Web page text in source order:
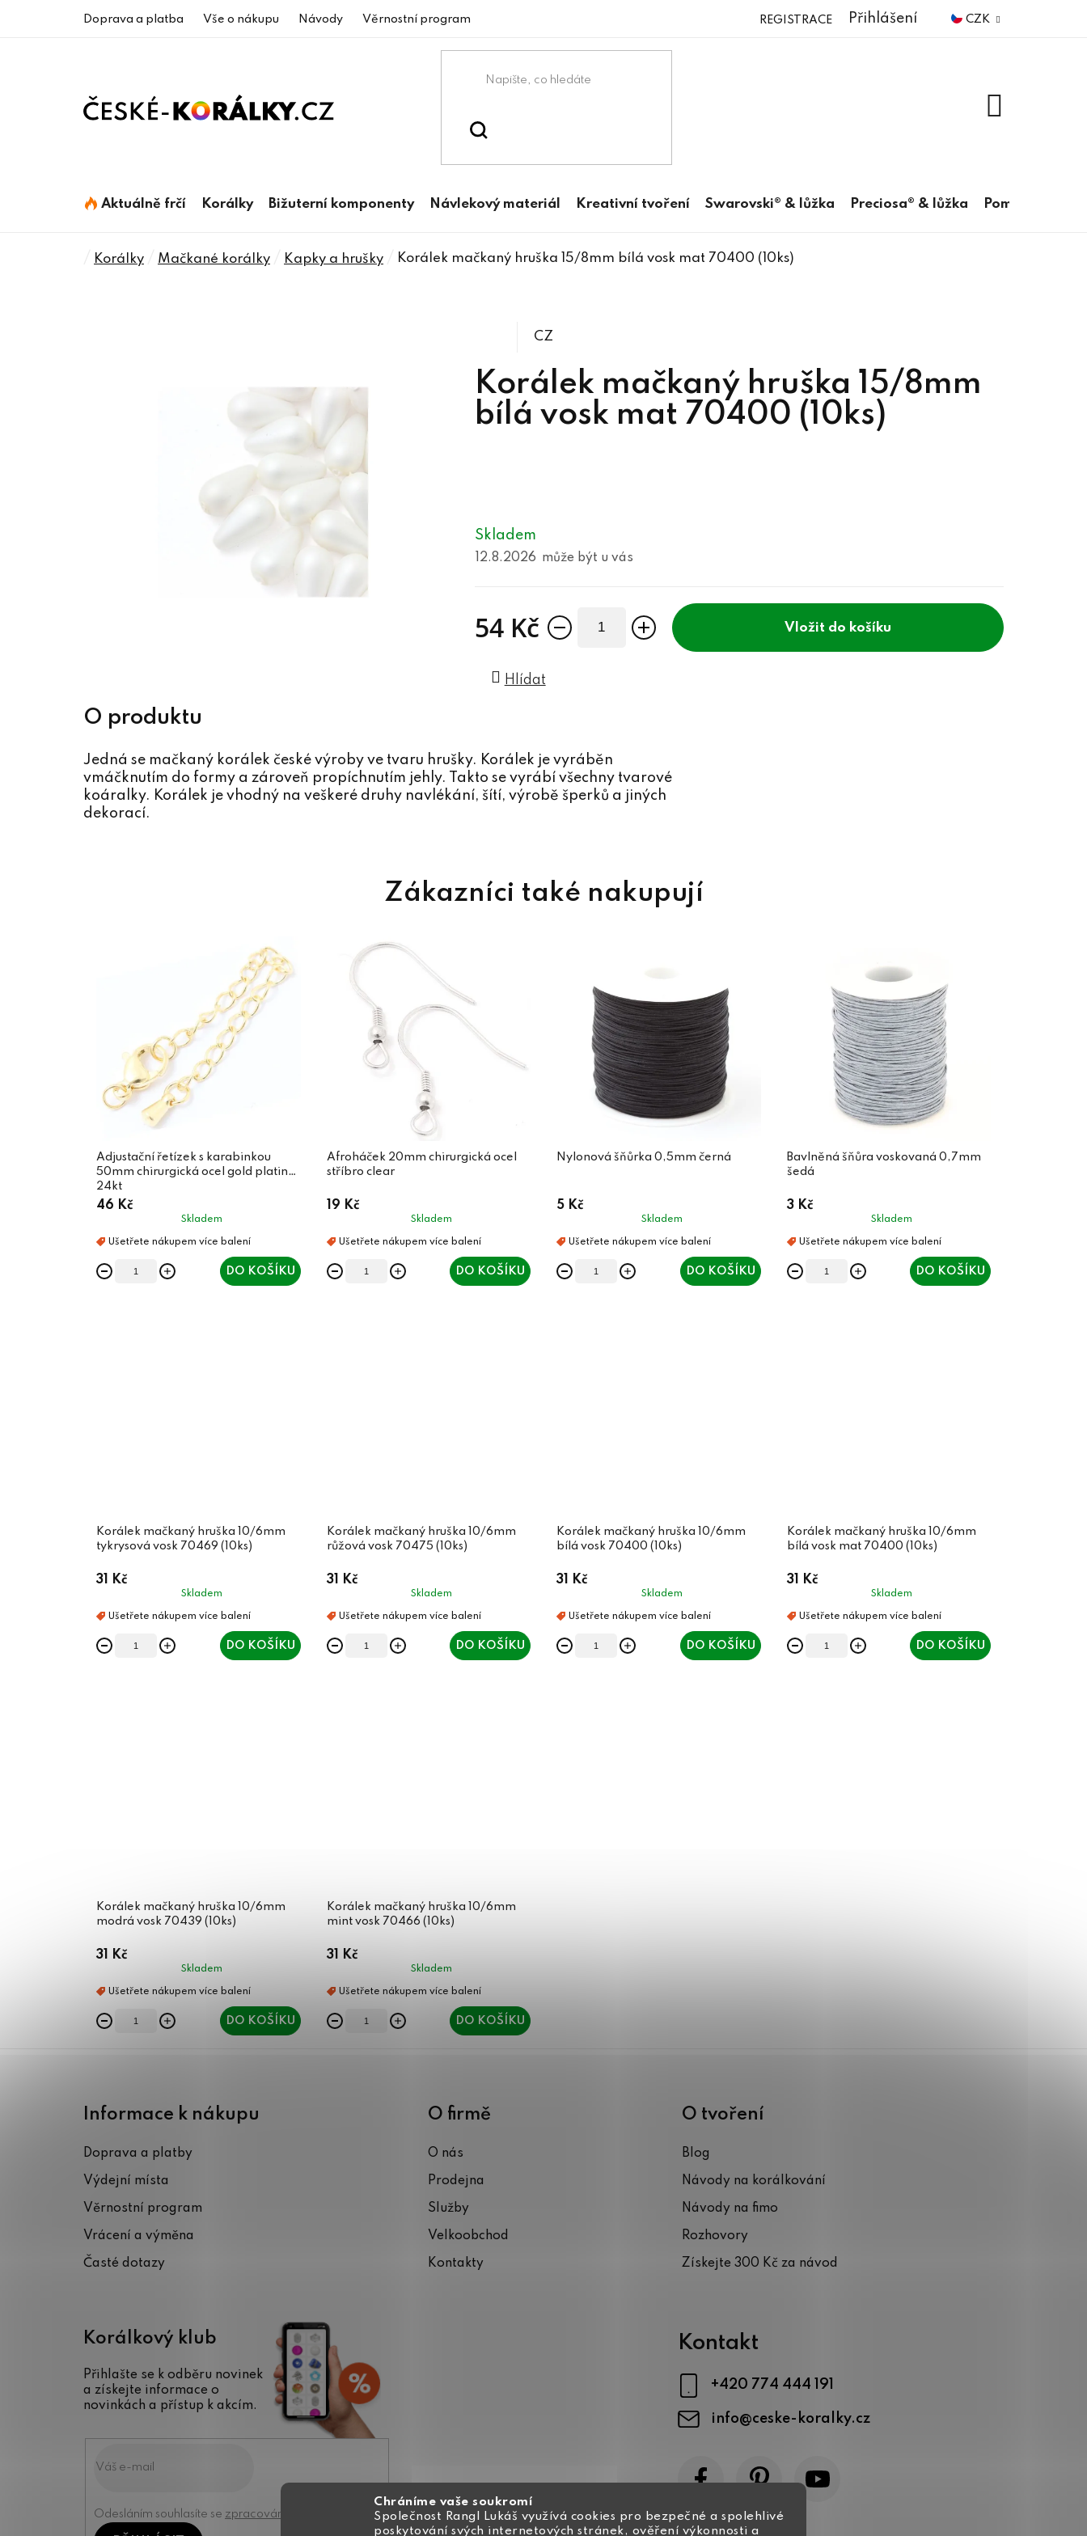
Chráníme vaše soukromí
Společnost Rangl Lukáš využívá cookies pro bezpečné a spolehlivé
poskytování svých internetových stránek, ověření výkonnosti a
Doprava a platba Vše o nákupu Návody Věrnostní program CZK
Přihlášení
REGISTRACE
Aktuálně frčí Korálky Bižuterní komponenty Návlekový materiál Kreativní tvoření Swarovski® & lůžka Preciosa® & lůžka Pomůcky
Domů
Korálky Mačkané korálky Kapky a hrušky Korálek mačkaný hruška 15/8mm bílá vosk mat 70400 (10ks)
Korálek mačkaný hruška 15/8mm
bílá vosk mat 70400 (10ks)
CZ
Skladem
12.8.2026
54 Kč do košíku
Hlídat
Jedná se mačkaný korálek české výroby ve tvaru hrušky. Korálek je vyráběn
vmáčknutím do formy a zároveň propíchnutím jehly. Takto se vyrábí všechny tvarové
koáralky. Korálek je vhodný na veškeré druhy navlékání, šítí, výrobě šperků a jiných
dekorací.
Adjustační řetízek s karabinkou
50mm chirurgická ocel gold plating
24kt
46 Kč
Skladem
DO KOŠÍKU
Afroháček 20mm chirurgická ocel
stříbro clear
19 Kč
Skladem
DO KOŠÍKU
Nylonová šňůrka 0,5mm černá
5 Kč
Skladem
DO KOŠÍKU
Bavlněná šňůra voskovaná 0,7mm
šedá
3 Kč
Skladem
DO KOŠÍKU
Korálek mačkaný hruška 10/6mm
tykrysová vosk 70469 (10ks)
31 Kč
Skladem
DO KOŠÍKU
Korálek mačkaný hruška 10/6mm
růžová vosk 70475 (10ks)
31 Kč
Skladem
DO KOŠÍKU
Korálek mačkaný hruška 10/6mm
bílá vosk 70400 (10ks)
31 Kč
Skladem
DO KOŠÍKU
Korálek mačkaný hruška 10/6mm
bílá vosk mat 70400 (10ks)
31 Kč
Skladem
DO KOŠÍKU
Korálek mačkaný hruška 10/6mm
modrá vosk 70439 (10ks)
31 Kč
Skladem
DO KOŠÍKU
Korálek mačkaný hruška 10/6mm
mint vosk 70466 (10ks)
31 Kč
Skladem
DO KOŠÍKU
Informace k nákupu
Doprava a platby
Výdejní místa
Věrnostní program
Vrácení a výměna
Časté dotazy
O firmě
O nás
Prodejna
Služby
Velkoobchod
Kontakty
O tvoření
Blog
Návody na korálkování
Návody na fimo
Rozhovory
Získejte 300 Kč za návod
Korálkový klub
Přihlašte se k odběru novinek
a získejte informace o
novinkách a přístup k akcím.
Odesláním souhlasíte se zpracováním osobních údajů
Kontakt
info@ceske-koralky.cz
+420 774 444 191